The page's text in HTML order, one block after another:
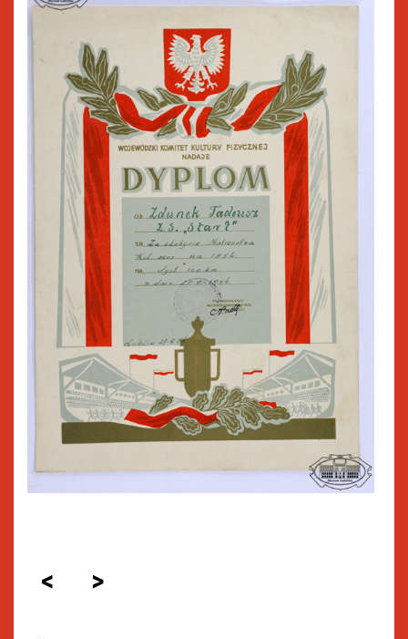
< >